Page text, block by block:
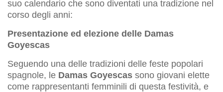
suo calendario che sono diventati una tradizione nel
corso degli anni:
Presentazione ed elezione delle Damas
Goyescas
Seguendo una delle tradizioni delle feste popolari
spagnole, le Damas Goyescas sono giovani elette
come rappresentanti femminili di questa festività, e